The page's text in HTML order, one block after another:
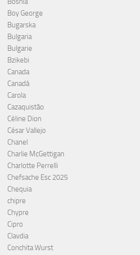
Boy George
Bugarska
Bulgaria
Bulgarie
Bzikebi
Canada
Canadá
Carola
Cazaquistão
Céline Dion
César Vallejo
Chanel
Charlie McGettigan
Charlotte Perrelli
Chefsache Esc 2025
Chequia
chipre
Chypre
Cipro
Clavdia
Conchita Wurst